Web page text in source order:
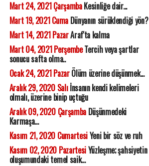
Mart 24, 2021 ÇarşambaKesinliğe dair...
Mart 19, 2021 CumaDünyanın sürüklendiği yön?
Mart 14, 2021 PazarAraf'ta kalma
Mart 04, 2021 PerşembeTercih veya şartlar
sonucu safta olma..
Ocak 24, 2021 PazarÖlüm üzerine düşünmek...
Aralık 29, 2020 Salıİnsanın kendi kelimeleri
olmalı, üzerine binip uçtuğu
Aralık 09, 2020 ÇarşambaDüşünmedeki
Karmaşa...
Kasım 21, 2020 CumartesiYeni bir söz ve ruh
Kasım 02, 2020 PazartesiYüzleşme; şahsiyetin
oluşumundaki temel saik...